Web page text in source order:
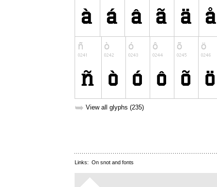
➥ View all glyphs (235)
Links: On snot and fonts